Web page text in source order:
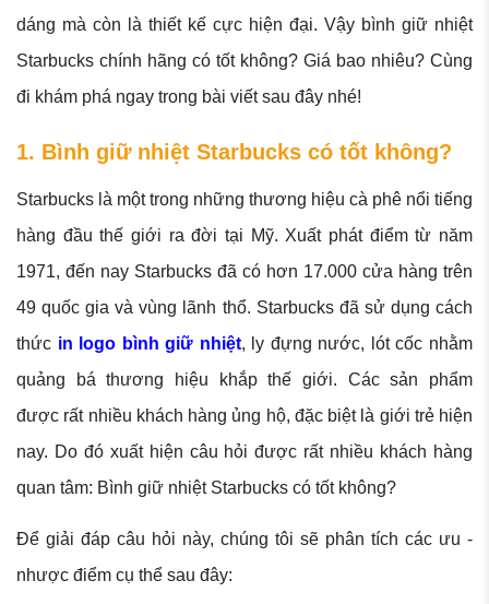
dáng mà còn là thiết kế cực hiện đại. Vậy bình giữ nhiệt
Starbucks chính hãng có tốt không? Giá bao nhiêu? Cùng
đi khám phá ngay trong bài viết sau đây nhé!
1. Bình giữ nhiệt Starbucks có tốt không?
Starbucks là một trong những thương hiệu cà phê nổi tiếng
hàng đầu thế giới ra đời tại Mỹ. Xuất phát điểm từ năm
1971, đến nay Starbucks đã có hơn 17.000 cửa hàng trên
49 quốc gia và vùng lãnh thổ. Starbucks đã sử dụng cách
thức in logo bình giữ nhiệt, ly đựng nước, lót cốc nhằm
quảng bá thương hiệu khắp thế giới. Các sản phẩm
được rất nhiều khách hàng ủng hộ, đặc biệt là giới trẻ hiện
nay. Do đó xuất hiện câu hỏi được rất nhiều khách hàng
quan tâm: Bình giữ nhiệt Starbucks có tốt không?
Để giải đáp câu hỏi này, chúng tôi sẽ phân tích các ưu -
nhược điểm cụ thể sau đây: